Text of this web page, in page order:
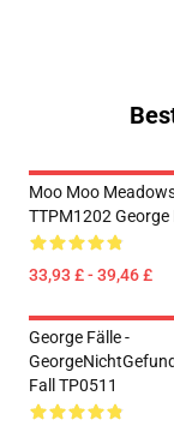
Moo Moo
TTPM1202 George
33,93 £ - 39,46 £
George Fälle -
Fall TP0511